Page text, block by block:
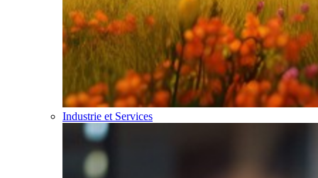
Industrie et Services